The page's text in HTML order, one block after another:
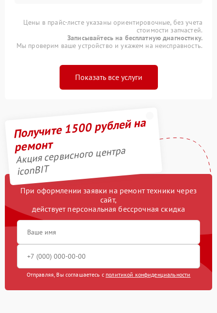
Цены в прайс-листе указаны ориентировочные, без учета
стоимости запчастей.
Записывайтесь на бесплатную диагностику.
Мы проверим ваше устройство и укажем на неисправность.
Показать все услуги
Получите 1500 рублей на
ремонт
Акция сервисного центра
iconBIT
При оформлении заявки на ремонт техники через
сайт,
действует персональная бессрочная скидка
Отправляя, Вы соглашаетесь с политикой конфиденциальности